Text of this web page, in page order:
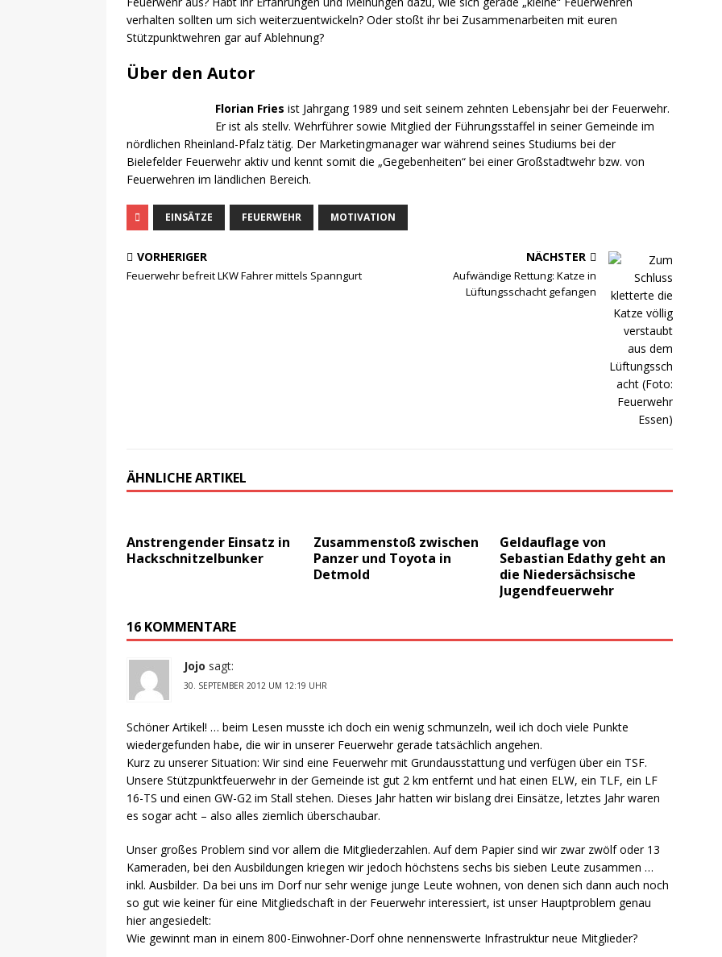
verhalten sollten um sich weiterzuentwickeln? Oder stoßt ihr bei Zusammenarbeiten mit euren
Stützpunktwehren gar auf Ablehnung?
Über den Autor
Florian Fries ist Jahrgang 1989 und seit seinem zehnten Lebensjahr bei der Feuerwehr.
Er ist als stellv. Wehrführer sowie Mitglied der Führungsstaffel in seiner Gemeinde im
nördlichen Rheinland-Pfalz tätig. Der Marketingmanager war während seines Studiums bei der
Bielefelder Feuerwehr aktiv und kennt somit die „Gegebenheiten“ bei einer Großstadtwehr bzw. von
Feuerwehren im ländlichen Bereich.
EINSÄTZE FEUERWEHR MOTIVATION
VORHERIGER
Feuerwehr befreit LKW Fahrer mittels Spanngurt
NÄCHSTER
Aufwändige Rettung: Katze in
Lüftungsschacht gefangen
ÄHNLICHE ARTIKEL
Anstrengender Einsatz in
Hackschnitzelbunker
Zusammenstoß zwischen
Panzer und Toyota in
Detmold
Geldauflage von
Sebastian Edathy geht an
die Niedersächsische
Jugendfeuerwehr
16 KOMMENTARE
Jojo sagt:
30. SEPTEMBER 2012 UM 12:19 UHR
Schöner Artikel! … beim Lesen musste ich doch ein wenig schmunzeln, weil ich doch viele Punkte
wiedergefunden habe, die wir in unserer Feuerwehr gerade tatsächlich angehen.
Kurz zu unserer Situation: Wir sind eine Feuerwehr mit Grundausstattung und verfügen über ein TSF.
Unsere Stützpunktfeuerwehr in der Gemeinde ist gut 2 km entfernt und hat einen ELW, ein TLF, ein LF
16-TS und einen GW-G2 im Stall stehen. Dieses Jahr hatten wir bislang drei Einsätze, letztes Jahr waren
es sogar acht – also alles ziemlich überschaubar.
Unser großes Problem sind vor allem die Mitgliederzahlen. Auf dem Papier sind wir zwar zwölf oder 13
Kameraden, bei den Ausbildungen kriegen wir jedoch höchstens sechs bis sieben Leute zusammen …
inkl. Ausbilder. Da bei uns im Dorf nur sehr wenige junge Leute wohnen, von denen sich dann auch noch
so gut wie keiner für eine Mitgliedschaft in der Feuerwehr interessiert, ist unser Hauptproblem genau
hier angesiedelt:
Wie gewinnt man in einem 800-Einwohner-Dorf ohne nennenswerte Infrastruktur neue Mitglieder?